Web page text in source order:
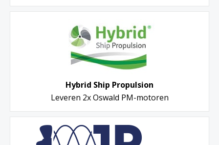
Hybrid Ship Propulsion
Leveren 2x Oswald PM-motoren